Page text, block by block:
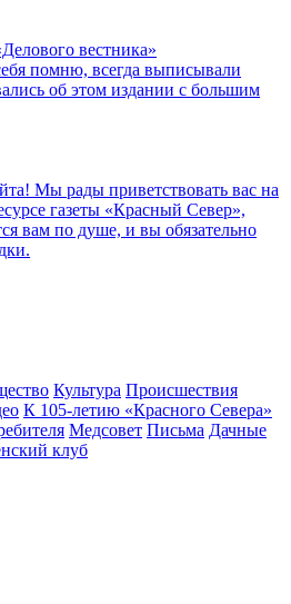
вестника»
помню, всегда выписывали
об этом издании с большим
Мы рады приветствовать вас на
газеты «Красный Север»,
вам по душе, и вы обязательно
Культура Происшествия
К 105-летию «Красного Севера»
Медсовет Письма Дачные
клуб